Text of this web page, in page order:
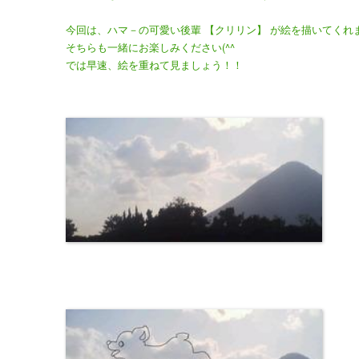
今回は、ハマ－の可愛い後輩 【クリリン】 が絵を描いてく
そちらも一緒にお楽しみください(^^ゞ
では早速、絵を重ねて見ましょう！！